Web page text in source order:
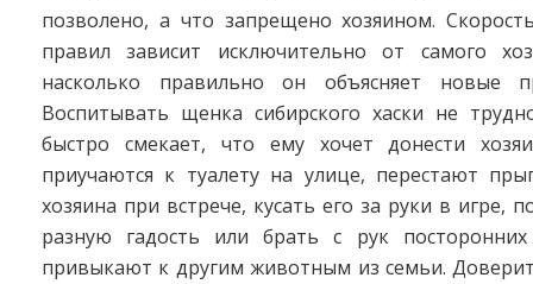
позволено, а что запрещено хозяином.
правил зависит исключительно от самого
насколько правильно он объясняет новые
Воспитывать щенка сибирского хаски не
быстро смекает, что ему хочет донести
приучаются к туалету на улице, перестают
хозяина при встрече, кусать его за руки в игре,
разную гадость или брать с рук
привыкают к другим животным из семьи.